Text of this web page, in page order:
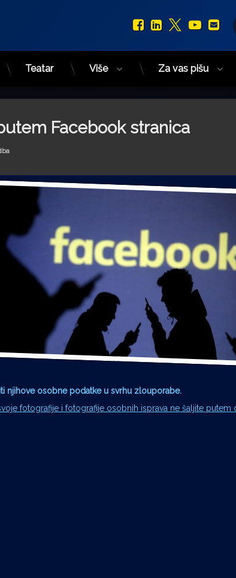
Facebook
LinkedIn
X.comE-
Teatar Više Za vas pišu
Facebook stranica
njihove osobne podatke u svrhu zlouporabe.
fotografije i fotografije osobnih isprava ne šaljite putem